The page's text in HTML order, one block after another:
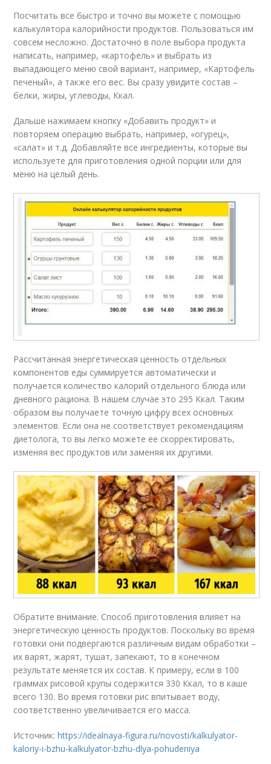
Посчитать все быстро и точно вы можете с помощью
калькулятора калорийности продуктов. Пользоваться им
совсем несложно. Достаточно в поле выбора продукта
написать, например, «картофель» и выбрать из
выпадающего меню свой вариант, например, «Картофель
печеный», а также его вес. Вы сразу увидите состав –
белки, жиры, углеводы, Ккал.
Дальше нажимаем кнопку «Добавить продукт» и
повторяем операцию выбрать, например, «огурец»,
«салат» и т.д. Добавляйте все ингредиенты, которые вы
используете для приготовления одной порции или для
меню на целый день.
Рассчитанная энергетическая ценность отдельных
компонентов еды суммируется автоматически и
получается количество калорий отдельного блюда или
дневного рациона. В нашем случае это 295 Ккал. Таким
образом вы получаете точную цифру всех основных
элементов. Если она не соответствует рекомендациям
диетолога, то вы легко можете ее скорректировать,
изменяя вес продуктов или заменяя их другими.
Обратите внимание. Способ приготовления влияет на
энергетическую ценность продуктов. Поскольку во время
готовки они подвергаются различным видам обработки –
их варят, жарят, тушат, запекают, то в конечном
результате меняется их состав. К примеру, если в 100
граммах рисовой крупы содержится 330 Ккал, то в каше
всего 130. Во время готовки рис впитывает воду,
соответственно увеличивается его масса.
Источник:https://idealnaya-figura.ru/novosti/kalkulyator-
kaloriy-i-bzhu-kalkulyator-bzhu-dlya-pohudeniya